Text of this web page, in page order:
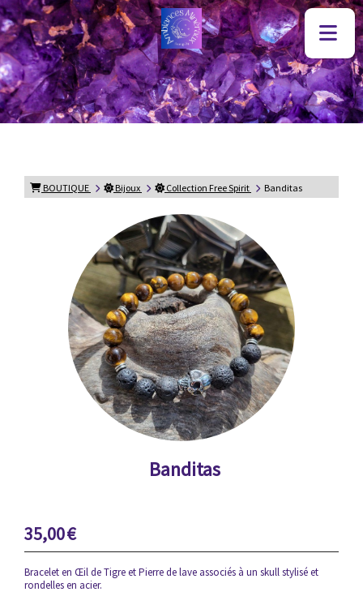
BOUTIQUE Bijoux Collection Free Spirit Banditas
Banditas
35,00€
Bracelet en Œil de Tigre et Pierre de lave associés à un skull stylisé et
rondelles en acier.